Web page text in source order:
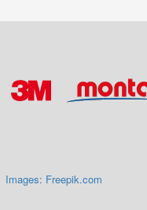
Images: Freepik.com